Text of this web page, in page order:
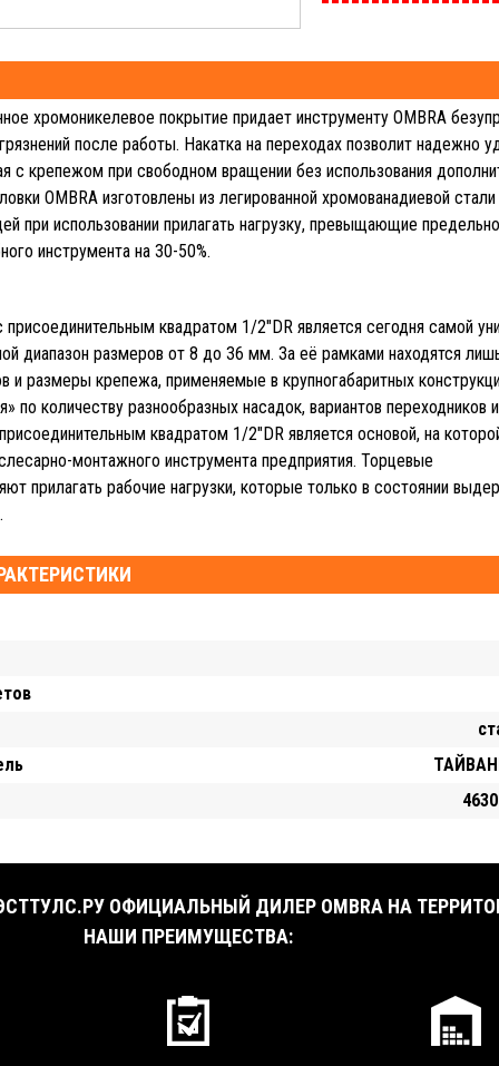
хромоникелевое покрытие придает инструменту OMBRA
после работы. Накатка на переходах позволит надежно
с крепежом при свободном вращении без использования
OMBRA изготовлены из легированной хромованадиевой стали
при использовании прилагать нагрузку, превыщающие предельно
инструмента на 30-50%.
квадратом 1/2"DR является сегодня самой
диапазон размеров от 8 до 36 мм. За её рамками находятся
и размеры крепежа, применяемые в крупногабаритных
по количеству разнообразных насадок, вариантов переходников
квадратом 1/2"DR является основой, на
монтажного инструмента предприятия. Торцевые
прилагать рабочие нагрузки, которые только в состоянии
ОФИЦИАЛЬНЫЙ ДИЛЕР OMBRA НА
НАШИ ПРЕИМУЩЕСТВА: